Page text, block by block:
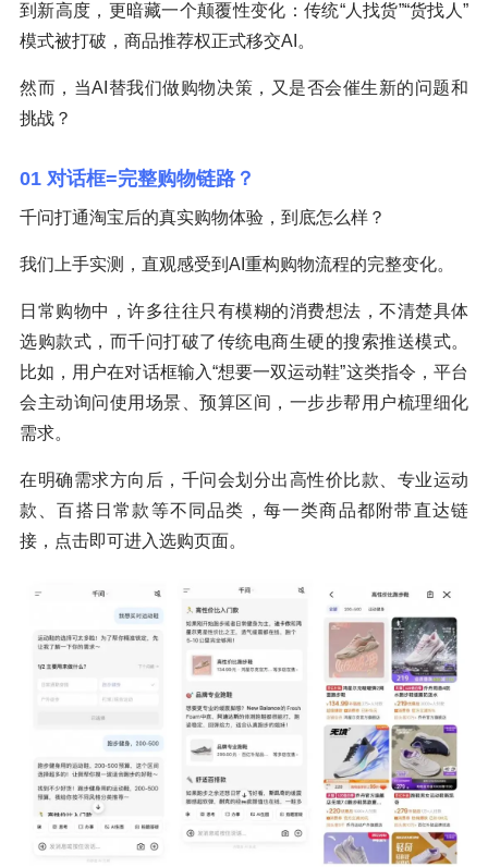
到新高度，更暗藏一个颠覆性变化：传统“人找货”“货找人”
模式被打破，商品推荐权正式移交AI。
然而，当AI替我们做购物决策，又是否会催生新的问题和
挑战？
01 对话框=完整购物链路？
千问打通淘宝后的真实购物体验，到底怎么样？
我们上手实测，直观感受到AI重构购物流程的完整变化。
日常购物中，许多往往只有模糊的消费想法，不清楚具体
选购款式，而千问打破了传统电商生硬的搜索推送模式。
比如，用户在对话框输入“想要一双运动鞋”这类指令，平台
会主动询问使用场景、预算区间，一步步帮用户梳理细化
需求。
在明确需求方向后，千问会划分出高性价比款、专业运动
款、百搭日常款等不同品类，每一类商品都附带直达链
接，点击即可进入选购页面。